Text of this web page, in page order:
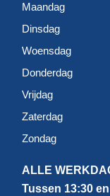
Maandag
Dinsdag
Woensdag
Donderdag
Vrijdag
Zaterdag
Zondag
ALLE
Tussen 13:30